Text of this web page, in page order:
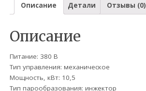
Описание Детали Отзывы (0)
Описание
Питание: 380 В
Тип управления: механическое
Мощность, кВт: 10,5
Тип парообразования: инжектор